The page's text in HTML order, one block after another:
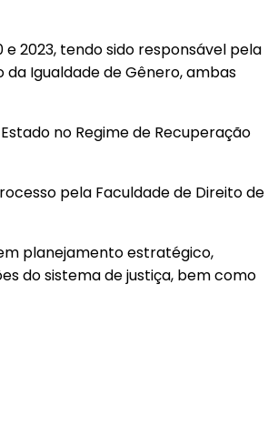
2023, tendo sido responsável pela
da Igualdade de Gênero, ambas
no Regime de Recuperação
pela Faculdade de Direito de
planejamento estratégico,
do sistema de justiça, bem como